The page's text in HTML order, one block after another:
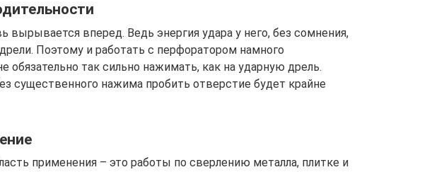
вырывается вперед. Ведь энергия удара у него, без сомнения,
Поэтому и работать с перфоратором намного
обязательно так сильно нажимать, как на ударную дрель.
существенного нажима пробить отверстие будет крайне
применения – это работы по сверлению металла, плитке и